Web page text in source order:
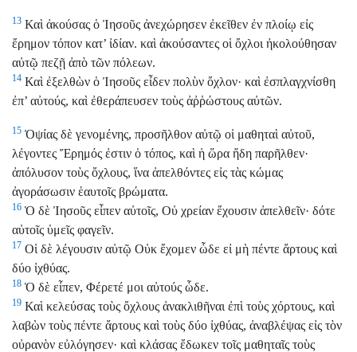
13 Καὶ ἀκούσας ὁ Ἰησοῦς ἀνεχώρησεν ἐκεῖθεν ἐν πλοίῳ εἰς
ἔρημον τόπον κατ’ ἰδίαν. καὶ ἀκούσαντες οἱ ὄχλοι ἠκολούθησαν
αὐτῷ πεζῇ ἀπὸ τῶν πόλεων.
14 Καὶ ἐξελθὼν ὁ Ἰησοῦς εἶδεν πολὺν ὄχλον· καὶ ἐσπλαγχνίσθη
ἐπ’ αὐτούς, καὶ ἐθεράπευσεν τοὺς ἀῤῥώστους αὐτῶν.
15 Ὀψίας δὲ γενομένης, προσῆλθον αὐτῷ οἱ μαθηταὶ αὐτοῦ,
λέγοντες Ἔρημός ἐστιν ὁ τόπος, καὶ ἡ ὥρα ἤδη παρῆλθεν·
ἀπόλυσον τοὺς ὄχλους, ἵνα ἀπελθόντες εἰς τὰς κώμας
ἀγοράσωσιν ἑαυτοῖς βρώματα.
16 Ὁ δὲ Ἰησοῦς εἶπεν αὐτοῖς, Οὐ χρείαν ἔχουσιν ἀπελθεῖν· δότε
αὐτοῖς ὑμεῖς φαγεῖν.
17 Οἱ δὲ λέγουσιν αὐτῷ Οὐκ ἔχομεν ὧδε εἰ μὴ πέντε ἄρτους καὶ
δύο ἰχθύας.
18 Ὁ δὲ εἶπεν, Φέρετέ μοι αὐτούς ὧδε.
19 Καὶ κελεύσας τοὺς ὄχλους ἀνακλιθῆναι ἐπὶ τοὺς χόρτους, καὶ
λαβὼν τοὺς πέντε ἄρτους καὶ τοὺς δύο ἰχθύας, ἀναβλέψας εἰς τὸν
οὐρανὸν εὐλόγησεν· καὶ κλάσας ἔδωκεν τοῖς μαθηταῖς τοὺς